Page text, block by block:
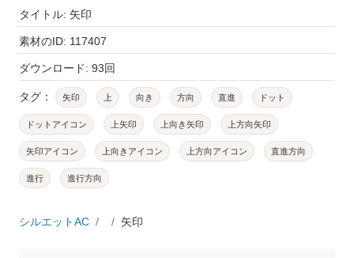
タイトル: 矢印
素材のID: 117407
ダウンロード: 93回
タグ： 矢印 上 向き 方向 直進 ドット
ドットアイコン 上矢印 上向き矢印 上方向矢印
矢印アイコン 上向きアイコン 上方向アイコン 直進方向
進行 進行方向
シルエットAC 矢印